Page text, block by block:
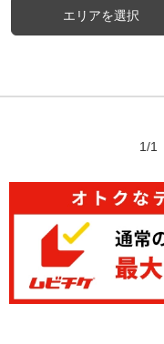
エリアを選択
1/1